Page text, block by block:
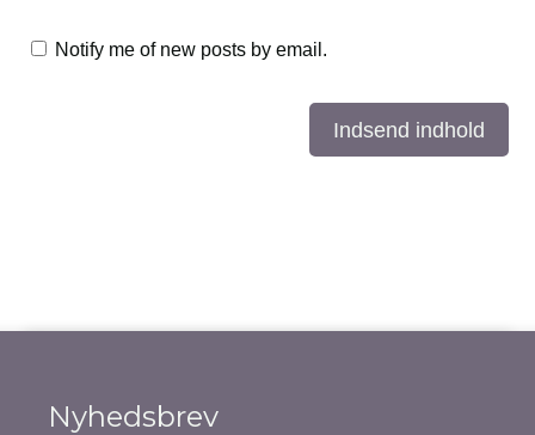
Notify me of new posts by email.
Indsend indhold
Nyhedsbrev